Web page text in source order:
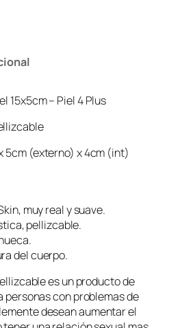
15x5cm – Piel 4 Plus
5cm (externo) x 4cm (int)
muy real y suave.
pellizcable.
del cuerpo.
es un producto de
personas con problemas de
desean aumentar el